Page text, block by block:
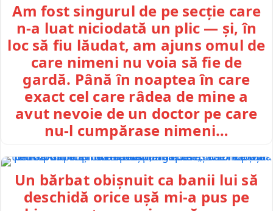
Am fost singurul de pe secție care
n-a luat niciodată un plic — și, în
loc să fiu lăudat, am ajuns omul de
care nimeni nu voia să fie de
gardă. Până în noaptea în care
exact cel care râdea de mine a
avut nevoie de un doctor pe care
nu-l cumpărase nimeni…
Un bărbat obișnuit ca banii lui să
deschidă orice ușă mi-a pus pe